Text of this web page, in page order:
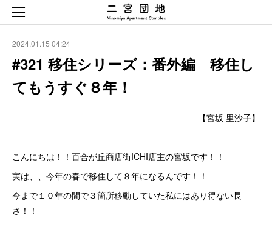
2024.01.15 04:24
#321 移住シリーズ：番外編 移住し
てもうすぐ８年！
【宮坂 里沙子】
こんにちは！！百合が丘商店街ICHI店主の宮坂です！！
実は、、今年の春で移住して８年になるんです！！
今まで１０年の間で３箇所移動していた私にはあり得ない長
さ！！